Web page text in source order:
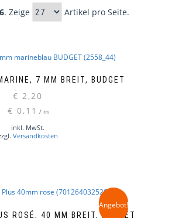
. Zeige Artikel pro Seite.
7 MM BREIT, BUDGET
€ 2,20
€ 0,11 / m
inkl. MwSt.
Versandkosten
ROSÉ, 40 MM BREIT, BUDGET
Angebot!